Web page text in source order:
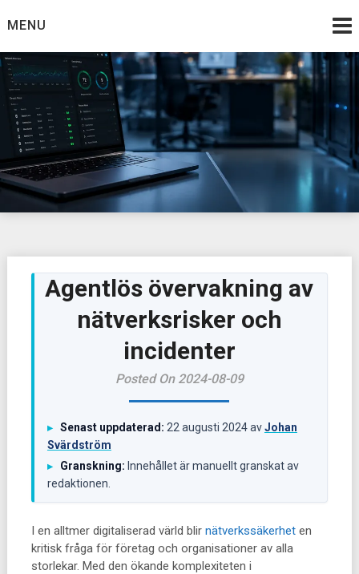
toMENU
Agentlös övervakning av
nätverksrisker och
incidenter
Posted On 2024-08-09
▸ Senast uppdaterad: 22 augusti 2024avJohan
Svärdström
▸ Granskning: Innehållet är manuellt granskat av
redaktionen.
I en alltmer digitaliserad värld blir nätverkssäkerheten
kritisk fråga för företag och organisationer av alla
storlekar. Med den ökande komplexiteten i